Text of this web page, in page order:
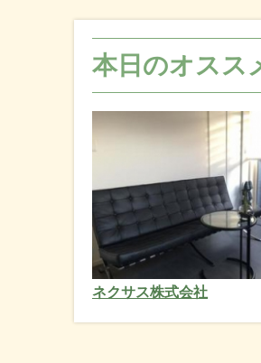
本日のオスス
ネクサス株式会社